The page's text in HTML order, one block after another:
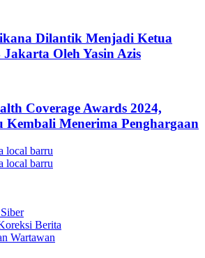
Dilantik Menjadi Ketua
Oleh Yasin Azis
Coverage Awards 2024,
Menerima Penghargaan
Berita
Wartawan